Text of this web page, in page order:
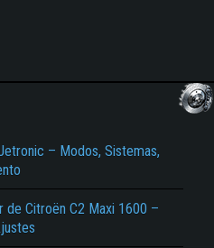
– Modos, Sistemas,
de Citroën C2 Maxi 1600 –